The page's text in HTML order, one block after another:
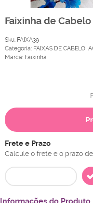
Faixinha de
Sku: FAIXA39
Categoria: FAIXAS DE CABELO,
Marca: Faixinha
Frete e Prazo
Calcule o frete e o prazo